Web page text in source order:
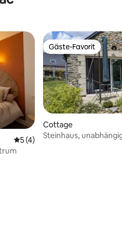
Durchschnittliche Bewertung:
5 (4)
Gäste-Favorit
Gäste-Favorit
Cottage
Steinhaus,